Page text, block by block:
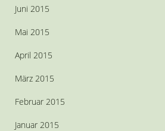
Juni 2015
Mai 2015
April 2015
März 2015
Februar 2015
Januar 2015